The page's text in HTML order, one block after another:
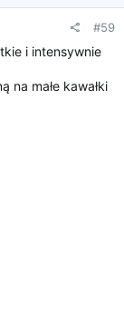
#59
i intensywnie
na małe kawałki